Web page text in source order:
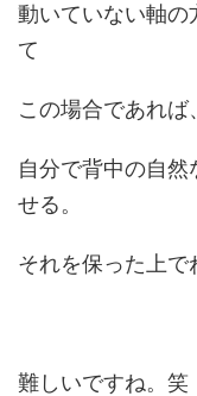
動いていない軸の
て
この場合であれば
自分で背中の自
せる。
それを保った上で
難しいですね。笑